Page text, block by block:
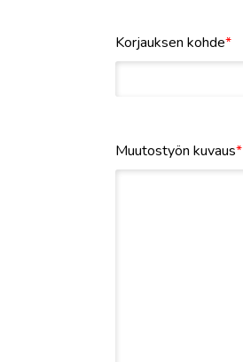
Korjauksen kohde*
Muutostyön kuvaus*